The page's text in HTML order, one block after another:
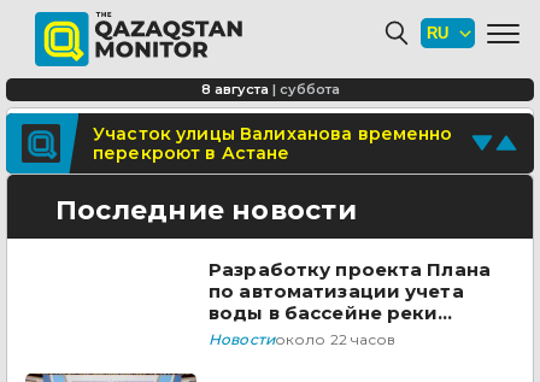
Поделитесь новостью
Отправьте свои новости и события
8 августа | суббота
Минтранспорта утвердило новые
расценки для проезда по БАКАД
СОР и СОЧ планируют отменить для
учеников начальных классов в
Казахстане
Участок улицы Валиханова временно
перекроют в Астане
Последние новости
Разработку проекта Плана
по автоматизации учета
воды в бассейне реки
Сырдарья одобрили
Новостиоколо 22 часов